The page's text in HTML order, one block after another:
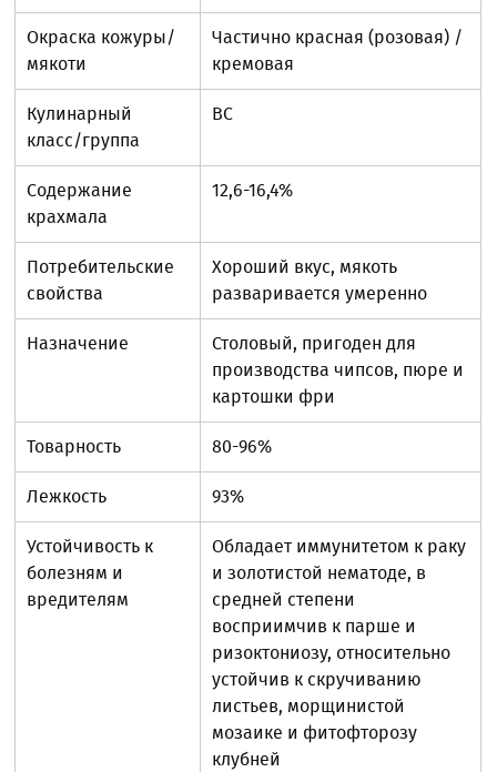
Окраска кожуры/
мякоти
Частично красная (розовая) /
кремовая
Кулинарный
класс/группа
BC
Содержание
крахмала
12,6-16,4%
Потребительские
свойства
Хороший вкус, мякоть
разваривается умеренно
Назначение
Столовый, пригоден для
производства чипсов, пюре и
картошки фри
Товарность 80-96%
Лежкость 93%
Устойчивость к
болезням и
вредителям
Обладает иммунитетом к раку
и золотистой нематоде, в
средней степени
восприимчив к парше и
ризоктониозу, относительно
устойчив к скручиванию
листьев, морщинистой
мозаике и фитофторозу
клубней